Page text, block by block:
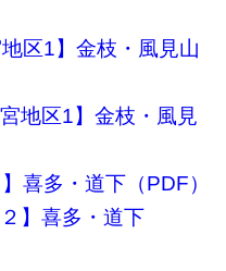
区1】金枝・風見山
地区1】金枝・風見
喜多・道下（PDF）
】喜多・道下